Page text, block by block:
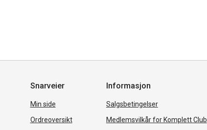
Snarveier
Min side
Ordreoversikt
Informasjon
Salgsbetingelser
Medlemsvilkår for Komplett Club